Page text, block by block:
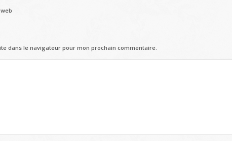
dans le navigateur pour mon prochain commentaire.